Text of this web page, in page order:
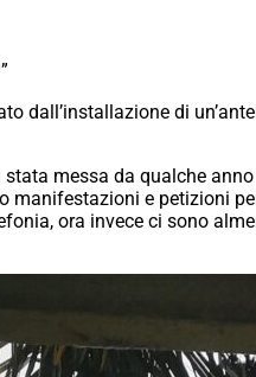
dall’installazione di
messa da qualche
e petizioni
ora invece ci sono